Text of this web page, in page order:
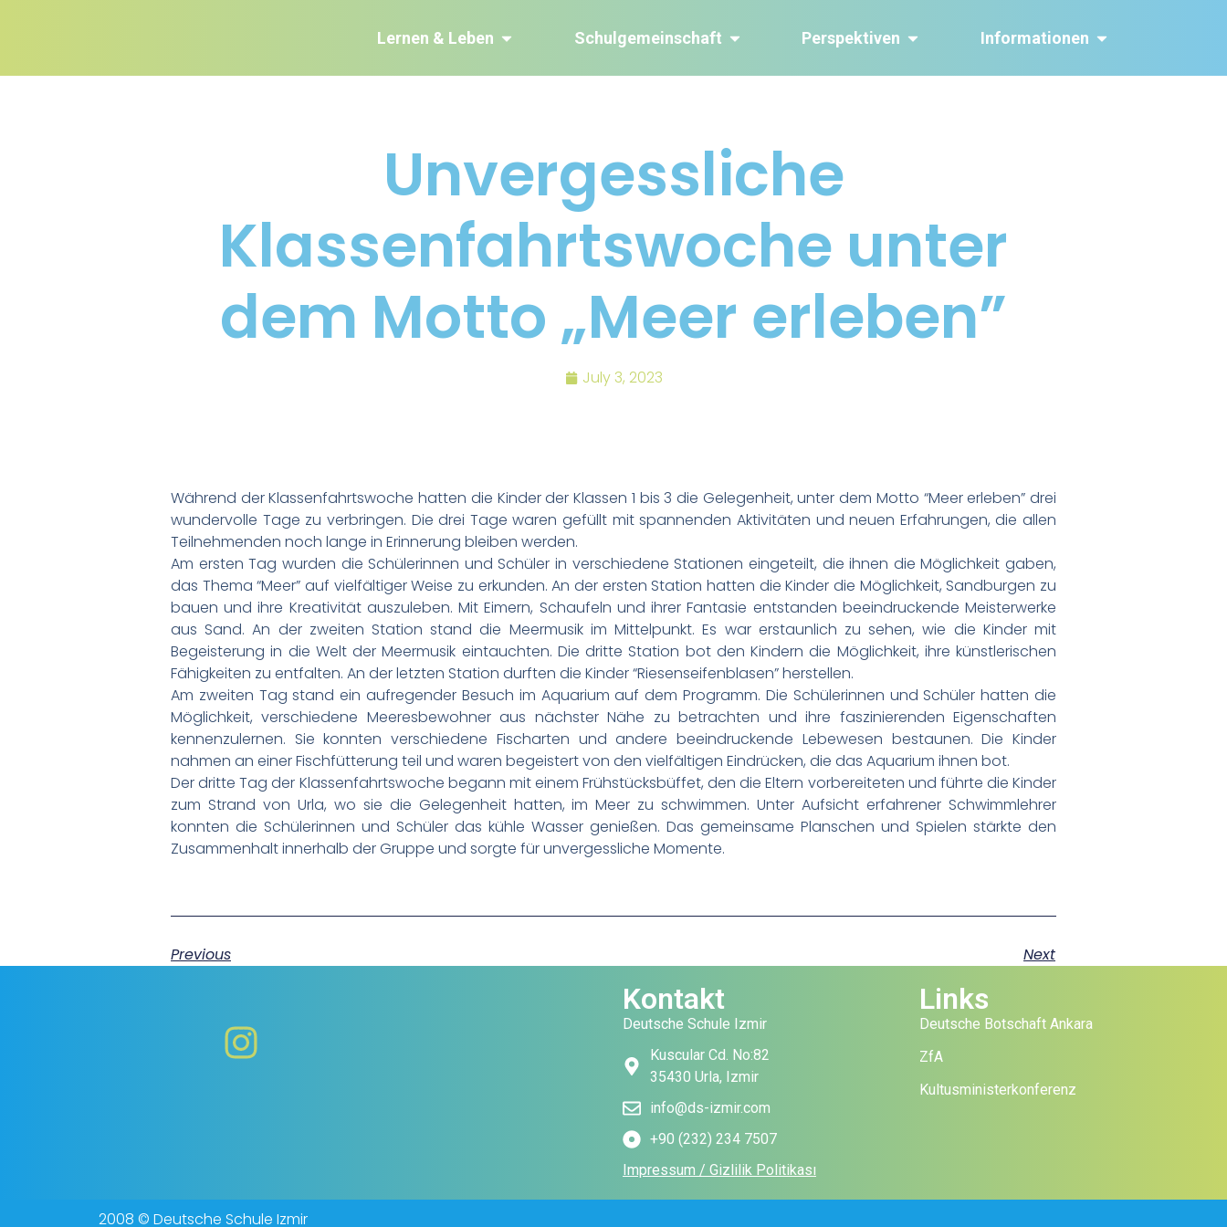
Lernen & Leben Schulgemeinschaft Perspektiven Informationen
Unvergessliche
Klassenfahrtswoche unter
dem Motto „Meer erleben”
July 3, 2023
Während der Klassenfahrtswoche hatten die Kinder der Klassen 1 bis 3 die Gelegenheit, unter dem Motto “Meer erleben” drei
wundervolle Tage zu verbringen. Die drei Tage waren gefüllt mit spannenden Aktivitäten und neuen Erfahrungen, die allen
Teilnehmenden noch lange in Erinnerung bleiben werden.
Am ersten Tag wurden die Schülerinnen und Schüler in verschiedene Stationen eingeteilt, die ihnen die Möglichkeit gaben,
das Thema “Meer” auf vielfältiger Weise zu erkunden. An der ersten Station hatten die Kinder die Möglichkeit, Sandburgen zu
bauen und ihre Kreativität auszuleben. Mit Eimern, Schaufeln und ihrer Fantasie entstanden beeindruckende Meisterwerke
aus Sand. An der zweiten Station stand die Meermusik im Mittelpunkt. Es war erstaunlich zu sehen, wie die Kinder mit
Begeisterung in die Welt der Meermusik eintauchten. Die dritte Station bot den Kindern die Möglichkeit, ihre künstlerischen
Fähigkeiten zu entfalten. An der letzten Station durften die Kinder “Riesenseifenblasen” herstellen.
Am zweiten Tag stand ein aufregender Besuch im Aquarium auf dem Programm. Die Schülerinnen und Schüler hatten die
Möglichkeit, verschiedene Meeresbewohner aus nächster Nähe zu betrachten und ihre faszinierenden Eigenschaften
kennenzulernen. Sie konnten verschiedene Fischarten und andere beeindruckende Lebewesen bestaunen. Die Kinder
nahmen an einer Fischfütterung teil und waren begeistert von den vielfältigen Eindrücken, die das Aquarium ihnen bot.
Der dritte Tag der Klassenfahrtswoche begann mit einem Frühstücksbüffet, den die Eltern vorbereiteten und führte die Kinder
zum Strand von Urla, wo sie die Gelegenheit hatten, im Meer zu schwimmen. Unter Aufsicht erfahrener Schwimmlehrer
konnten die Schülerinnen und Schüler das kühle Wasser genießen. Das gemeinsame Planschen und Spielen stärkte den
Zusammenhalt innerhalb der Gruppe und sorgte für unvergessliche Momente.
Previous Next
Kontakt
Deutsche Schule Izmir
Kuscular Cd. No:82
35430 Urla, Izmir
info@ds-izmir.com
+90 (232) 234 7507
Impressum / Gizlilik Politikası
Links
Deutsche Botschaft Ankara
ZfA
Kultusministerkonferenz
2008 © Deutsche Schule Izmir